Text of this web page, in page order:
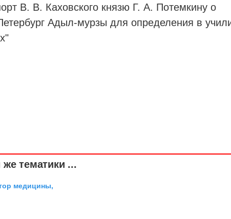
В. В. Каховского князю Г. А. Потемкину о
Адыл-мурзы для определения в
тематики ...
медицины,